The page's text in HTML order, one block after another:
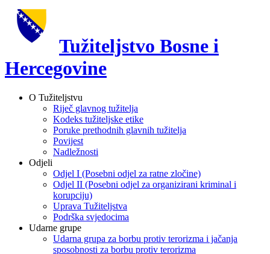
Tužiteljstvo Bosne i
Hercegovine
O Tužiteljstvu
Riječ glavnog tužitelja
Kodeks tužiteljske etike
Poruke prethodnih glavnih tužitelja
Povijest
Nadležnosti
Odjeli
Odjel I (Posebni odjel za ratne zločine)
Odjel II (Posebni odjel za organizirani kriminal i
korupciju)
Uprava Tužiteljstva
Podrška svjedocima
Udarne grupe
Udarna grupa za borbu protiv terorizma i jačanja
sposobnosti za borbu protiv terorizma